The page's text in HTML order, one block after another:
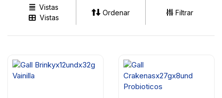
Vistas
Vistas
Ordenar Filtrar